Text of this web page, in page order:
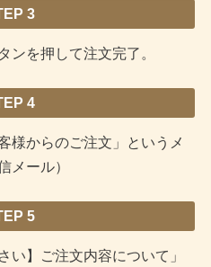
3
ンを押して注文完了。
4
様からのご注文」というメ
メール）
5
い】ご注文内容について」